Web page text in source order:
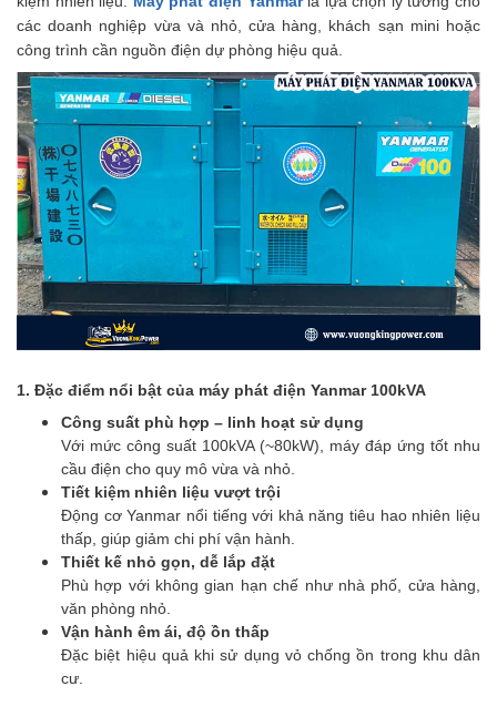
các doanh nghiệp vừa và nhỏ, cửa hàng, khách sạn mini hoặc
công trình cần nguồn điện dự phòng hiệu quả.
1. Đặc điểm nổi bật của máy phát điện Yanmar 100kVA
Công suất phù hợp – linh hoạt sử dụng
Với mức công suất 100kVA (~80kW), máy đáp ứng tốt nhu
cầu điện cho quy mô vừa và nhỏ.
Tiết kiệm nhiên liệu vượt trội
Động cơ Yanmar nổi tiếng với khả năng tiêu hao nhiên liệu
thấp, giúp giảm chi phí vận hành.
Thiết kế nhỏ gọn, dễ lắp đặt
Phù hợp với không gian hạn chế như nhà phố, cửa hàng,
văn phòng nhỏ.
Vận hành êm ái, độ ồn thấp
Đặc biệt hiệu quả khi sử dụng vỏ chống ồn trong khu dân
cư.